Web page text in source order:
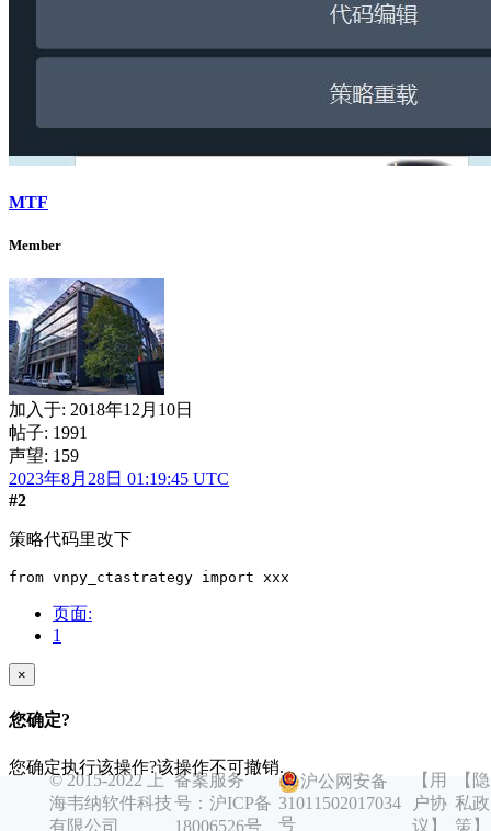
MTF
Member
加入于: 2018年12月10日
帖子: 1991
声望: 159
2023年8月28日 01:19:45 UTC
#2
策略代码里改下
from vnpy_ctastrategy import xxx
页面:
1
×
您确定?
您确定执行该操作?该操作不可撤销.
是
© 2015-2022 上
海韦纳软件科技
有限公司
备案服务
号：沪ICP备
18006526号
沪公网安备
31011502017034
号
【用
户协
议】
【隐
私政
策】